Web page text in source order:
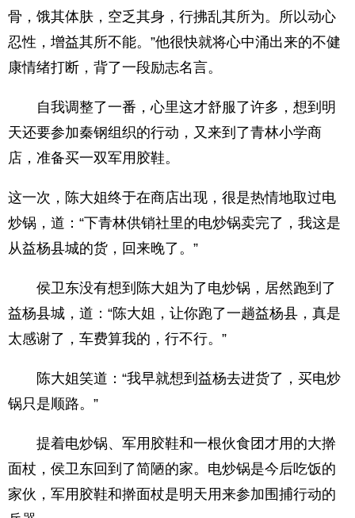
骨，饿其体肤，空乏其身，行拂乱其所为。所以动心
忍性，增益其所不能。”他很快就将心中涌出来的不健
康情绪打断，背了一段励志名言。
自我调整了一番，心里这才舒服了许多，想到明
天还要参加秦钢组织的行动，又来到了青林小学商
店，准备买一双军用胶鞋。
这一次，陈大姐终于在商店出现，很是热情地取过电
炒锅，道：“下青林供销社里的电炒锅卖完了，我这是
从益杨县城的货，回来晚了。”
侯卫东没有想到陈大姐为了电炒锅，居然跑到了
益杨县城，道：“陈大姐，让你跑了一趟益杨县，真是
太感谢了，车费算我的，行不行。”
陈大姐笑道：“我早就想到益杨去进货了，买电炒
锅只是顺路。”
提着电炒锅、军用胶鞋和一根伙食团才用的大擀
面杖，侯卫东回到了简陋的家。电炒锅是今后吃饭的
家伙，军用胶鞋和擀面杖是明天用来参加围捕行动的